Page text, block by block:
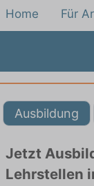
Home Für
Ausbildung
Jetzt
Lehrstellen